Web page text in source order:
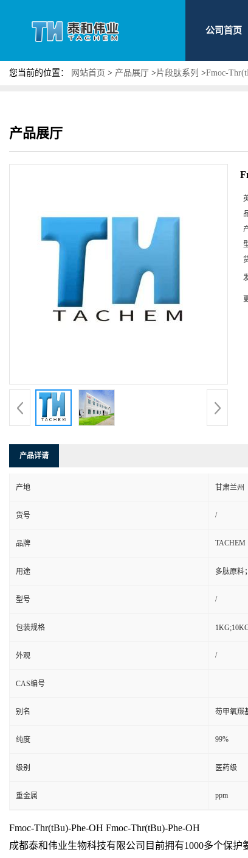
公司首页
您当前的位置： 网站首页 > 产品展厅 >片段肽系列 >Fmoc-
产品展厅
产品详请
产地 甘肃兰州
货号 /
品牌 TACHEM
用途 多肽原料
型号 /
包装规格
外观 /
CAS编号
别名 芴甲氧羰
纯度 99%
级别 医药级
重金属 ppm
Fmoc-Thr(tBu)-Phe-OH Fmoc-Thr(tBu)-Phe-OH
成都泰和伟业生物科技有限公司目前拥有1000多个保